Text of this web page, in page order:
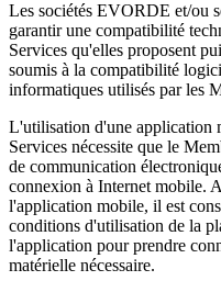
Les sociétés EVORDE et/ou
garantir une compatibilité
Services qu'elles proposent
soumis à la compatibilité
informatiques utilisés par les
L'utilisation d'une application
Services nécessite que le
de communication
connexion à Internet mobile.
l'application mobile, il est
conditions d'utilisation de la
l'application pour prendre
matérielle nécessaire.